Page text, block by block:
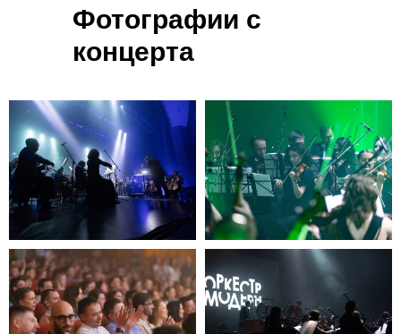
Фотографии с
концерта